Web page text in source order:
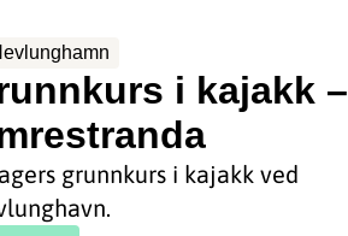
i kajakk –
grunnkurs i kajakk ved